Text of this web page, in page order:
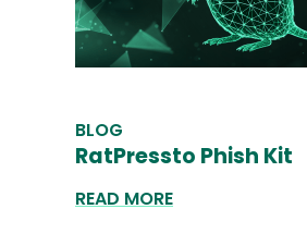
BLOG
RatPressto Phish Kit
READ MORE